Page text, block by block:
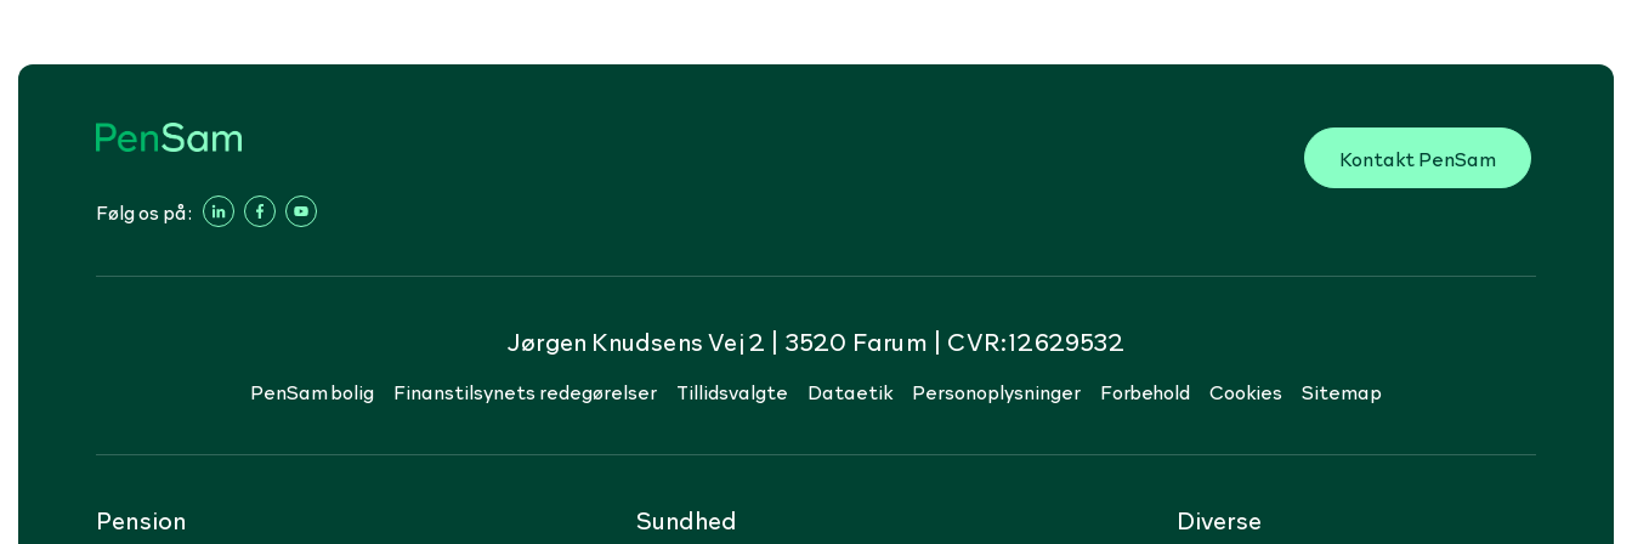
Følg os på:
Kontakt PenSam
Jørgen Knudsens Vej 2 | 3520 Farum | CVR:12629532
PenSam bolig Finanstilsynets redegørelser Tillidsvalgte Dataetik Personoplysninger Forbehold Cookies Sitemap
Pension Sundhed Diverse